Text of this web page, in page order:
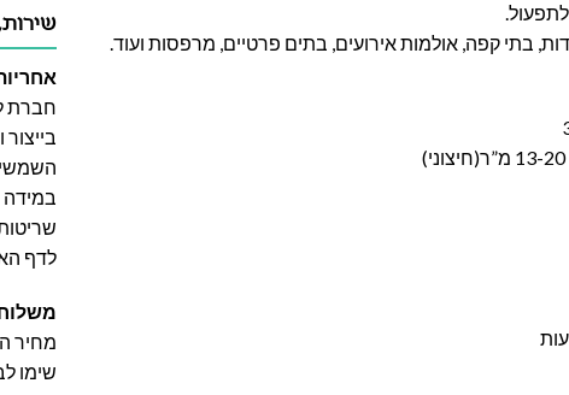
בתי קפה, אולמות אירועים, בתים פרטיים, מרפסות ועוד.
במידה
לדף
מחיר המשלוח הינו
שימו